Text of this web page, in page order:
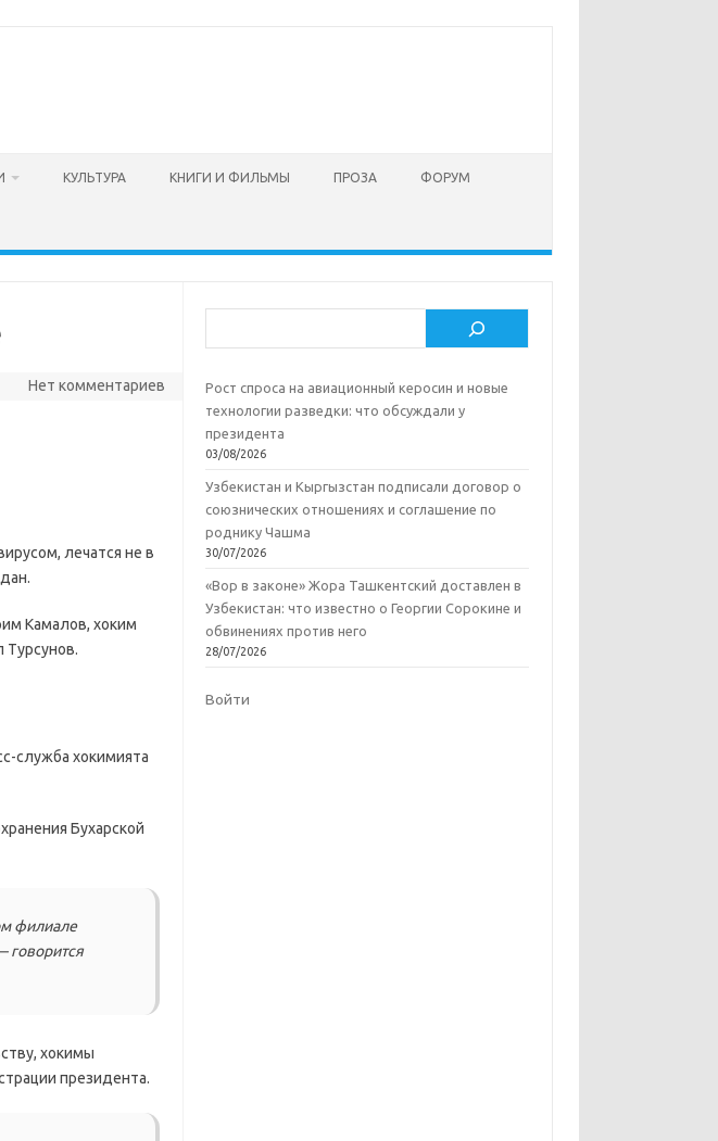
КУЛЬТУРА КНИГИ И ФИЛЬМЫ ПРОЗА ФОРУМ
Нет комментариев
лечатся не в
Камалов, хоким
Турсунов.
служба хокимията
Бухарской
филиале
говорится
хокимы
президента.
Рост спроса на авиационный керосин и новые
технологии разведки: что обсуждали у
президента
03/08/2026
Узбекистан и Кыргызстан подписали договор о
союзнических отношениях и соглашение по
роднику Чашма
30/07/2026
«Вор в законе» Жора Ташкентский доставлен в
Узбекистан: что известно о Георгии Сорокине и
обвинениях против него
28/07/2026
Войти